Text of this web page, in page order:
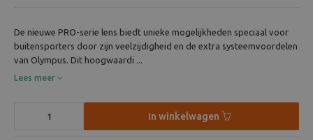
De nieuwe PRO-serie lens biedt unieke mogelijkheden speciaal voor
buitensporters door zijn veelzijdigheid en de extra systeemvoordelen
van Olympus. Dit hoogwaardi ...
Lees meer
In winkelwagen